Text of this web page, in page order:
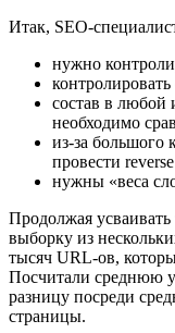
Итак, SEO-
нужно
состав в любой
необходимо
из-за большого
провести
нужны «веса
Продолжая усваивать
выборку из
тысяч URL-ов,
Посчитали среднюю
разницу посреди
страницы.